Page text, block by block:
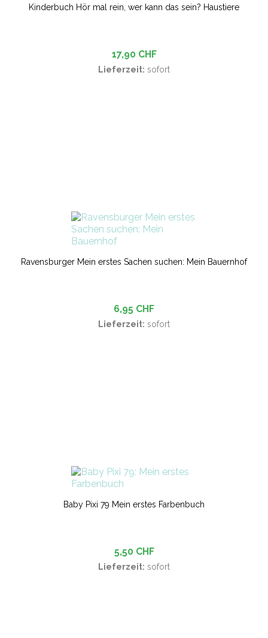
Kinderbuch Hör mal rein, wer kann das sein? Haustiere
17,90 CHF
Lieferzeit: sofort
Ravensburger Mein erstes Sachen suchen: Mein Bauernhof
6,95 CHF
Lieferzeit: sofort
Baby Pixi 79 Mein erstes Farbenbuch
5,50 CHF
Lieferzeit: sofort